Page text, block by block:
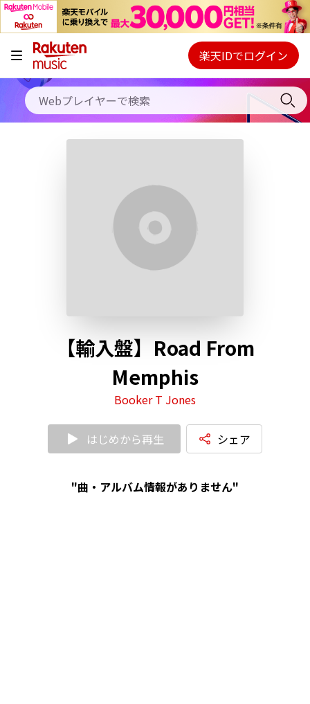
キャンペーン
料金プラン
使い方
Webプレイヤー
ご契約内容の確認・変更
楽天IDでログイン
【輸入盤】Road From
Memphis
Booker T Jones
はじめから再生 シェア
"曲・アルバム情報がありません"